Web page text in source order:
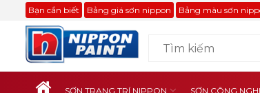
Bạn cần biết Bảng giá sơn nippon Bảng màu sơn
SƠN TRANG TRÍ NIPPON SƠN CÔNG